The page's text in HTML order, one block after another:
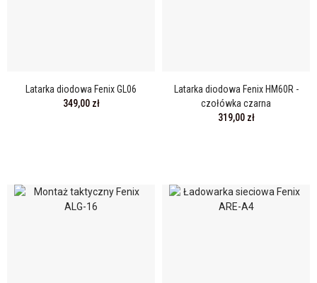
Latarka diodowa Fenix GL06
349,00 zł
Latarka diodowa Fenix HM60R -
czołówka czarna
319,00 zł